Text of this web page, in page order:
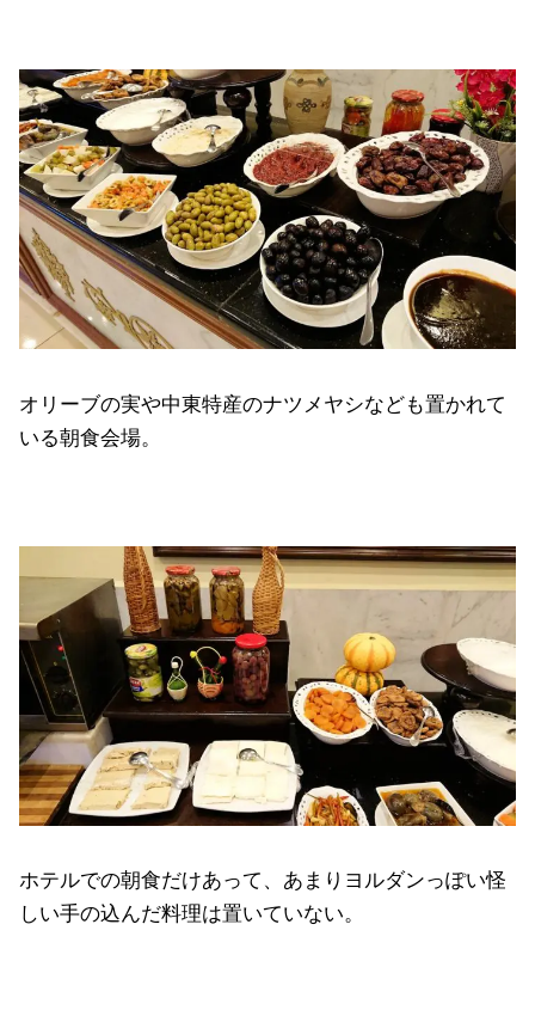
オリーブの実や中東特産のナツメヤシなども置かれて
いる朝食会場。
ホテルでの朝食だけあって、あまりヨルダンっぽい怪
しい手の込んだ料理は置いていない。